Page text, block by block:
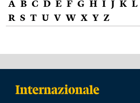
A B C D E F G H I J K L
R S T U V W X Y Z